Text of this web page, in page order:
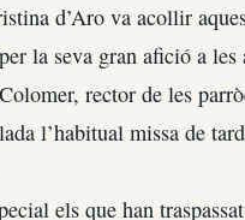
d’Aro va acollir
la seva gran afició a les
rector de les
l’habitual missa de
els que han